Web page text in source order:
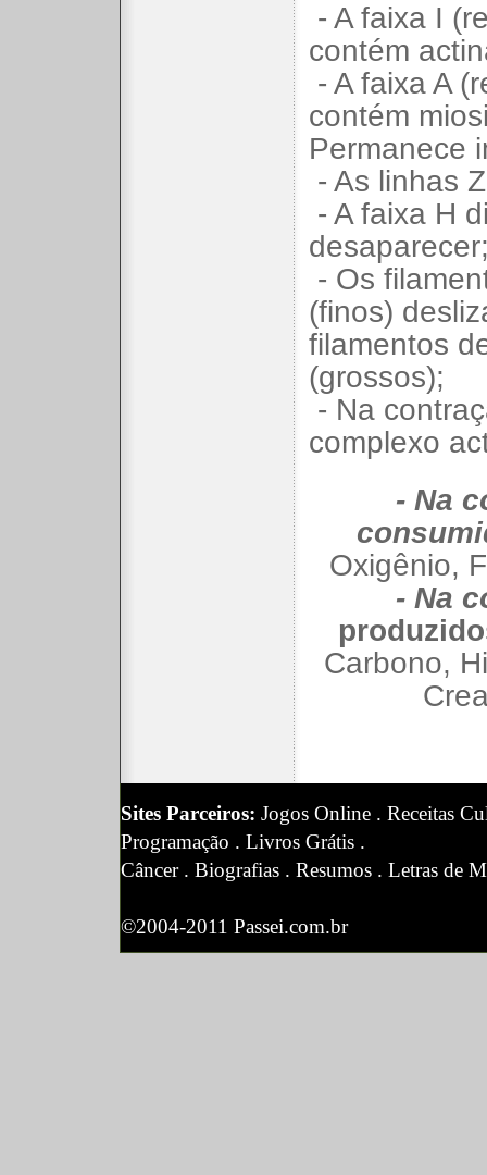
- A faixa I
contém
- A faixa A
contém
Permanece
- As linhas
- A faixa H
- Os
(finos)
filamentos
(grossos);
- Na
complexo
- Na
Oxigênio,
- Na
Carbono,
Sites Parceiros: Jogos Online . Receitas
Programação . Livros Grátis .
Câncer. Biografias . Resumos . Letras de
©2004-2011 Passei.com.br